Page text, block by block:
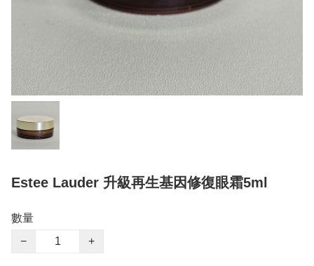
Estee Lauder 升級再生基因修復眼霜5ml
數量
−
+